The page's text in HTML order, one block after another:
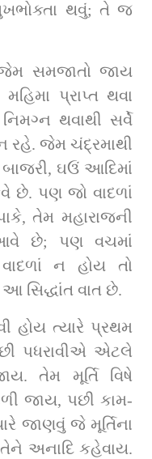
થવું; તે જ
જેમ સમજાતો જાય
પ્રાપ્ત થવા
થવાથી સર્વે
રહે. જેમ ચંદ્રમાથી
ઘઉં આદિમાં
છે. પણ જો વાદળાં
તેમ મહારાજની
છે; પણ વચમાં
ન હોય તો
સિદ્ધાંત વાત છે.
હોય ત્યારે પ્રથમ
પધરાવીએ એટલે
તેમ મૂર્તિ વિષે
જાય, પછી કામ-
જાણવું જે મૂર્તિના
અનાદિ કહેવાય.